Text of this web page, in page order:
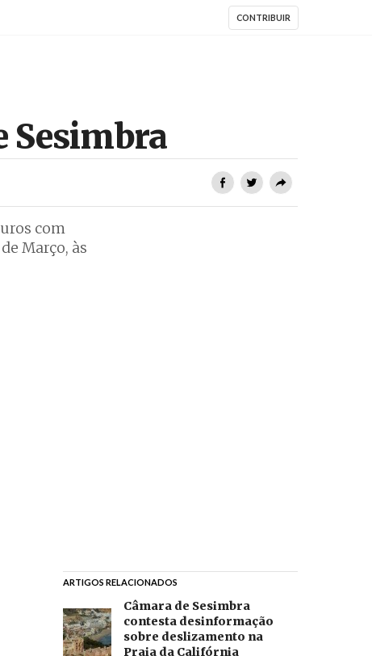
CONTRIBUIR
Sesimbra
com
Março, às
ARTIGOS RELACIONADOS
Câmara de Sesimbra
contesta desinformação
sobre deslizamento na
Praia da Califórnia